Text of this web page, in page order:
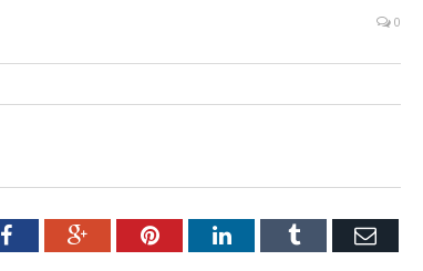
0
FacebookGoogle+PinterestLinkedInTumblr Email